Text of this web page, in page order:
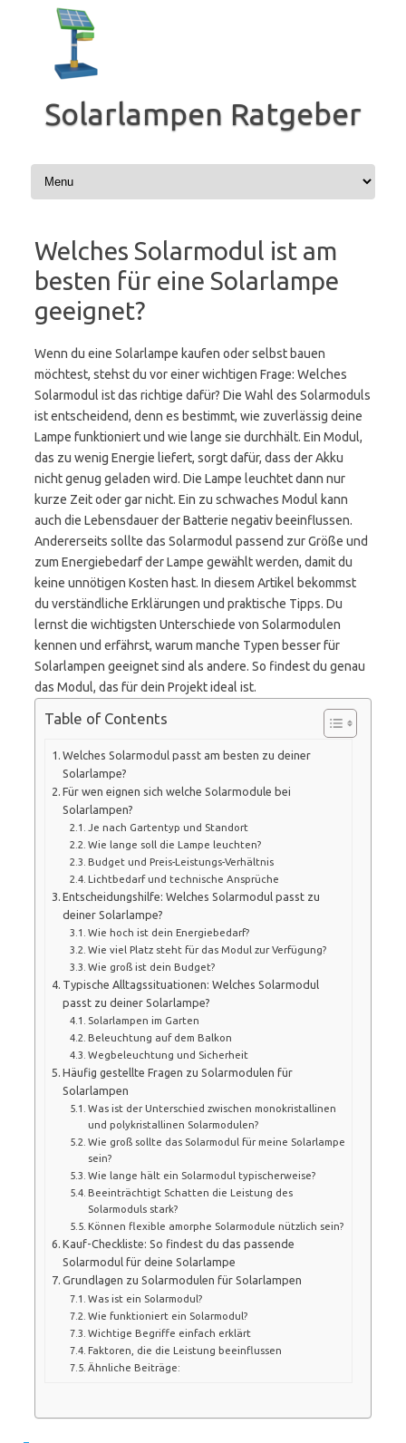
springen
Solarlampen Ratgeber
Welches Solarmodul ist am
besten für eine Solarlampe
geeignet?
Wenn du eine Solarlampe kaufen oder selbst bauen
möchtest, stehst du vor einer wichtigen Frage: Welches
Solarmodul ist das richtige dafür? Die Wahl des Solarmoduls
ist entscheidend, denn es bestimmt, wie zuverlässig deine
Lampe funktioniert und wie lange sie durchhält. Ein Modul,
das zu wenig Energie liefert, sorgt dafür, dass der Akku
nicht genug geladen wird. Die Lampe leuchtet dann nur
kurze Zeit oder gar nicht. Ein zu schwaches Modul kann
auch die Lebensdauer der Batterie negativ beeinflussen.
Andererseits sollte das Solarmodul passend zur Größe und
zum Energiebedarf der Lampe gewählt werden, damit du
keine unnötigen Kosten hast. In diesem Artikel bekommst
du verständliche Erklärungen und praktische Tipps. Du
lernst die wichtigsten Unterschiede von Solarmodulen
kennen und erfährst, warum manche Typen besser für
Solarlampen geeignet sind als andere. So findest du genau
das Modul, das für dein Projekt ideal ist.
Table of Contents
Welches Solarmodul passt am besten zu deiner
Solarlampe?
Für wen eignen sich welche Solarmodule bei
Solarlampen?
Je nach Gartentyp und Standort
Wie lange soll die Lampe leuchten?
Budget und Preis-Leistungs-Verhältnis
Lichtbedarf und technische Ansprüche
Entscheidungshilfe: Welches Solarmodul passt zu
deiner Solarlampe?
Wie hoch ist dein Energiebedarf?
Wie viel Platz steht für das Modul zur Verfügung?
Wie groß ist dein Budget?
Typische Alltagssituationen: Welches Solarmodul
passt zu deiner Solarlampe?
Solarlampen im Garten
Beleuchtung auf dem Balkon
Wegbeleuchtung und Sicherheit
Häufig gestellte Fragen zu Solarmodulen für
Solarlampen
Was ist der Unterschied zwischen monokristallinen
und polykristallinen Solarmodulen?
Wie groß sollte das Solarmodul für meine Solarlampe
sein?
Wie lange hält ein Solarmodul typischerweise?
Beeinträchtigt Schatten die Leistung des
Solarmoduls stark?
Können flexible amorphe Solarmodule nützlich sein?
Kauf-Checkliste: So findest du das passende
Solarmodul für deine Solarlampe
Grundlagen zu Solarmodulen für Solarlampen
Was ist ein Solarmodul?
Wie funktioniert ein Solarmodul?
Wichtige Begriffe einfach erklärt
Faktoren, die die Leistung beeinflussen
Ähnliche Beiträge: